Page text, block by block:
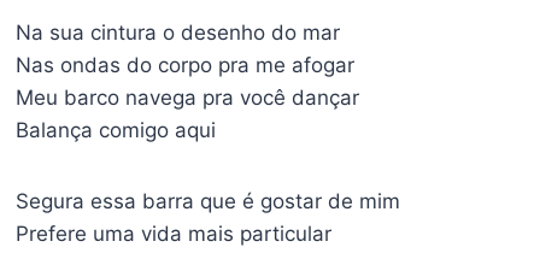
Na sua cintura o desenho do mar
Nas ondas do corpo pra me afogar
Meu barco navega pra você dançar
Balança comigo aqui
Segura essa barra que é gostar de mim
Prefere uma vida mais particular